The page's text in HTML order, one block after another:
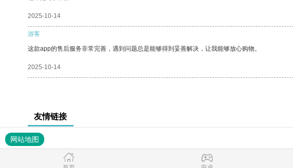
2025-10-14
游客
这款app的售后服务非常完善，遇到问题总是能够得到妥善解决，让我能够放心购物。
2025-10-14
友情链接
网站地图